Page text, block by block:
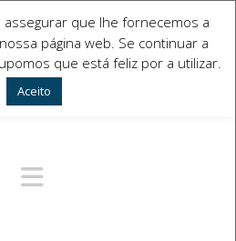
Navegação Alternativa
assegurar que lhe fornecemos a
página web. Se continuar a
que está feliz por a utilizar.
Aceito